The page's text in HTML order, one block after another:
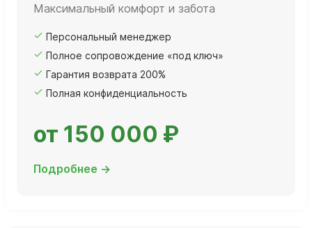
Максимальный комфорт и забота
Персональный менеджер
Полное сопровождение «под ключ»
Гарантия возврата 200%
Полная конфиденциальность
от 150 000 ₽
Подробнее →